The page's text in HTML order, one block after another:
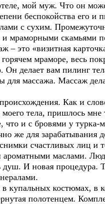
мой муж. Что он
беспокойства его и
с сухим.
мраморными скамьями
это «визитная
мраморе, весь
делает вам пилинг
для массажа. Массаж
Как и
тела, пришлось
и с бровями у турка-
же для зарабатывания
счастливых лиц и
маслами.
И новая процедура.
костюмах, в
полотенцем.